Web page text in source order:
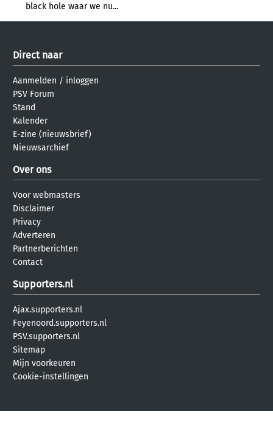
black hole waar we nu...
Direct naar
Aanmelden / inloggen
PSV Forum
Stand
Kalender
E-zine (nieuwsbrief)
Nieuwsarchief
Over ons
Voor webmasters
Disclaimer
Privacy
Adverteren
Partnerberichten
Contact
Supporters.nl
Ajax.supporters.nl
Feyenoord.supporters.nl
PSV.supporters.nl
Sitemap
Mijn voorkeuren
Cookie-instellingen